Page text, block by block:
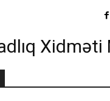
Xidməti